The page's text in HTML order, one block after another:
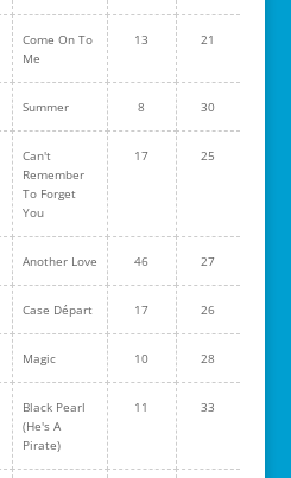
Come On To
Me
13 21
Summer 8 30
Can't
Remember
To Forget
You
17 25
Another Love 46 27
Case Départ 17 26
Magic 10 28
Black Pearl
(He's A
Pirate)
11 33